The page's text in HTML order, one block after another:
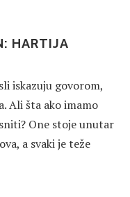
HARTIJA
iskazuju govorom,
Ali šta ako imamo
One stoje unutar
a svaki je teže